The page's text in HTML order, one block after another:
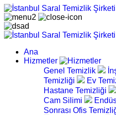
Ana
Hizmetler
Genel Temizlik
Temizliği
Ev
Hastane Temizliği
Cam Silimi
Sonrası Ofis